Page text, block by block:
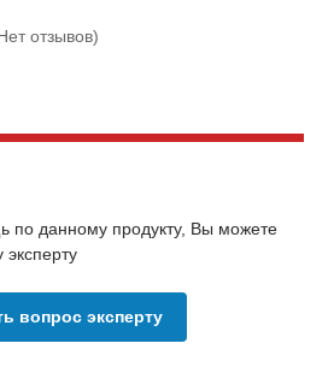
отзывов)
по данному продукту, Вы можете
вопрос эксперту